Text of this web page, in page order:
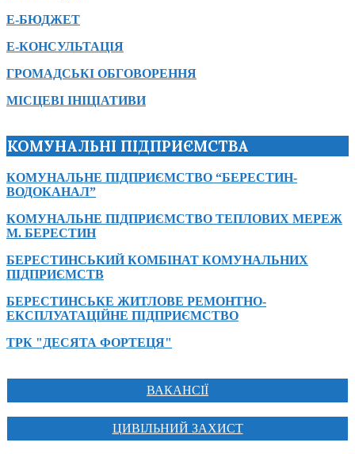
Е-БЮДЖЕТ
Е-КОНСУЛЬТАЦІЯ
ГРОМАДСЬКІ ОБГОВОРЕННЯ
МІСЦЕВІ ІНІЦІАТИВИ
КОМУНАЛЬНІ ПІДПРИЄМСТВА
КОМУНАЛЬНЕ ПІДПРИЄМСТВО “БЕРЕСТИН-
ВОДОКАНАЛ”
КОМУНАЛЬНЕ ПІДПРИЄМСТВО ТЕПЛОВИХ МЕРЕЖ
М. БЕРЕСТИН
БЕРЕСТИНСЬКИЙ КОМБІНАТ КОМУНАЛЬНИХ
ПІДПРИЄМСТВ
БЕРЕСТИНСЬКЕ ЖИТЛОВЕ РЕМОНТНО-
ЕКСПЛУАТАЦІЙНЕ ПІДПРИЄМСТВО
ТРК "ДЕСЯТА ФОРТЕЦЯ"
ВАКАНСІЇ
ЦИВІЛЬНИЙ ЗАХИСТ